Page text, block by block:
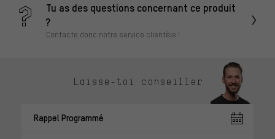
Tu as des questions concernant ce produit
?
Contacte donc notre service clientèle !
Laisse-toi conseiller
Rappel Programmé